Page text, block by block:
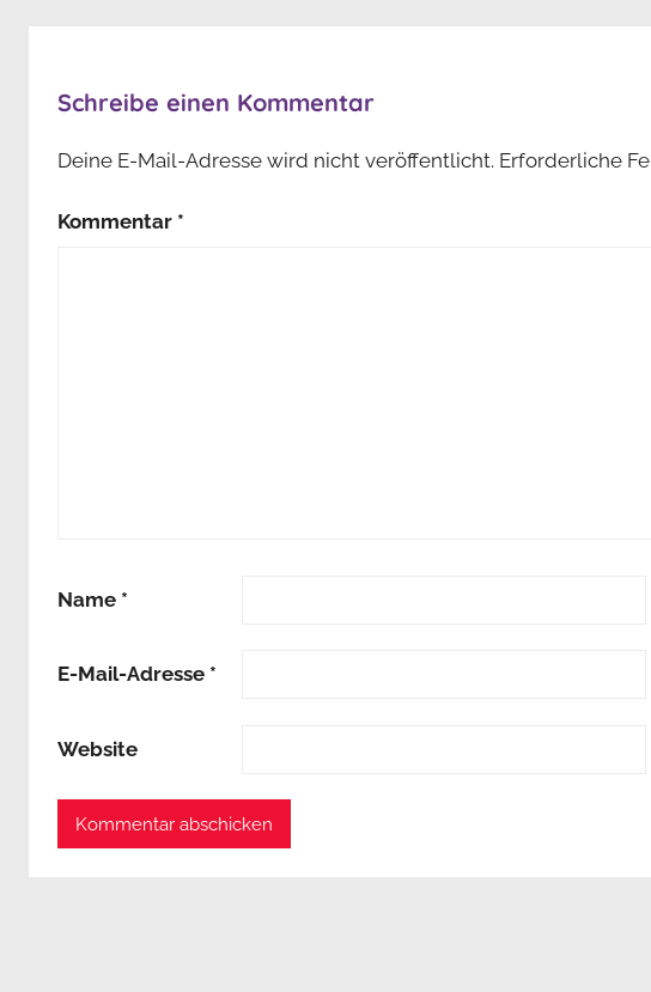
Schreibe einen Kommentar
Deine E-Mail-Adresse wird nicht veröffentlicht. Erforderliche
Kommentar *
Name *
E-Mail-Adresse *
Website